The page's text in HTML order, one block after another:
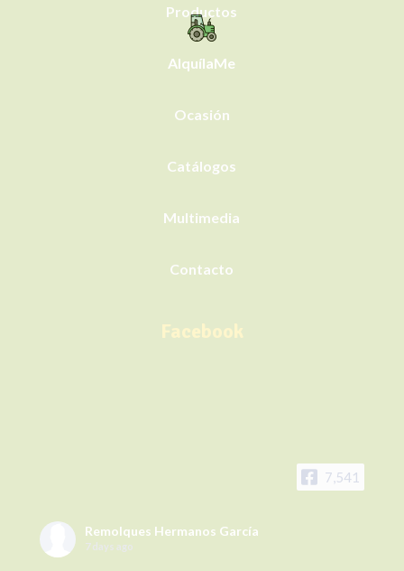
Productos
AlquílaMe
Ocasión
Catálogos
Multimedia
Contacto
Facebook
7,541
Remolques Hermanos García
7 days ago